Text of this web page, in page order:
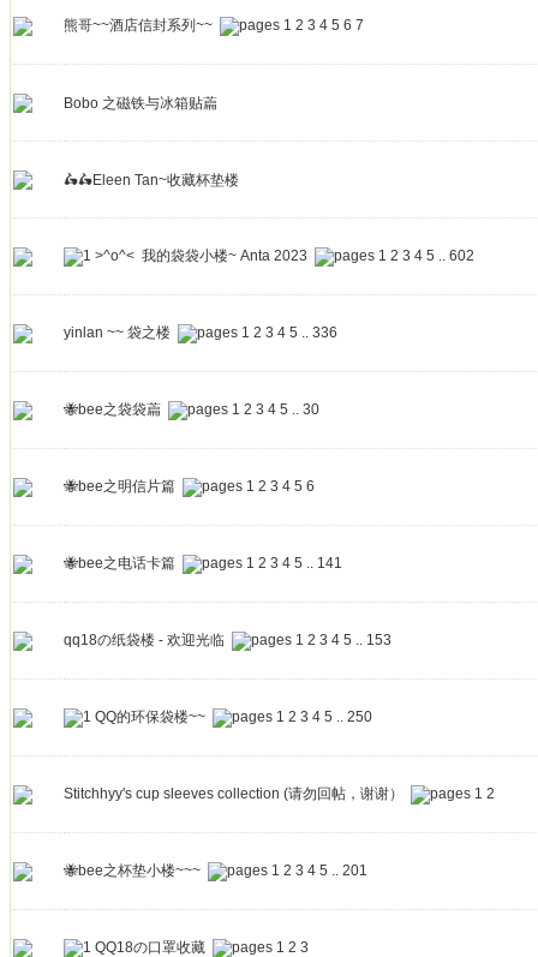
熊哥~~酒店信封系列~~ 1 2 3 4 5 6 7
Bobo 之磁铁与冰箱贴萹
🛵🛵Eleen Tan~收藏杯垫楼
>^o^< 我的袋袋小楼~ Anta 2023 1 2 3 4 5 .. 602
yinlan ~~ 袋之楼 1 2 3 4 5 .. 336
🐝bee之袋袋萹 1 2 3 4 5 .. 30
🐝bee之明信片篇 1 2 3 4 5 6
🐝bee之电话卡篇 1 2 3 4 5 .. 141
qq18の纸袋楼 - 欢迎光临 1 2 3 4 5 .. 153
QQ的环保袋楼~~ 1 2 3 4 5 .. 250
Stitchhyy's cup sleeves collection (请勿回帖，谢谢） 1 2
🐝bee之杯垫小楼~~~ 1 2 3 4 5 .. 201
QQ18の口罩收藏 1 2 3